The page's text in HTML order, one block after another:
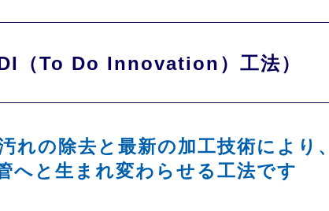
（To Do Innovation）工法）
れの除去と最新の加工技術により、
へと生まれ変わらせる工法です